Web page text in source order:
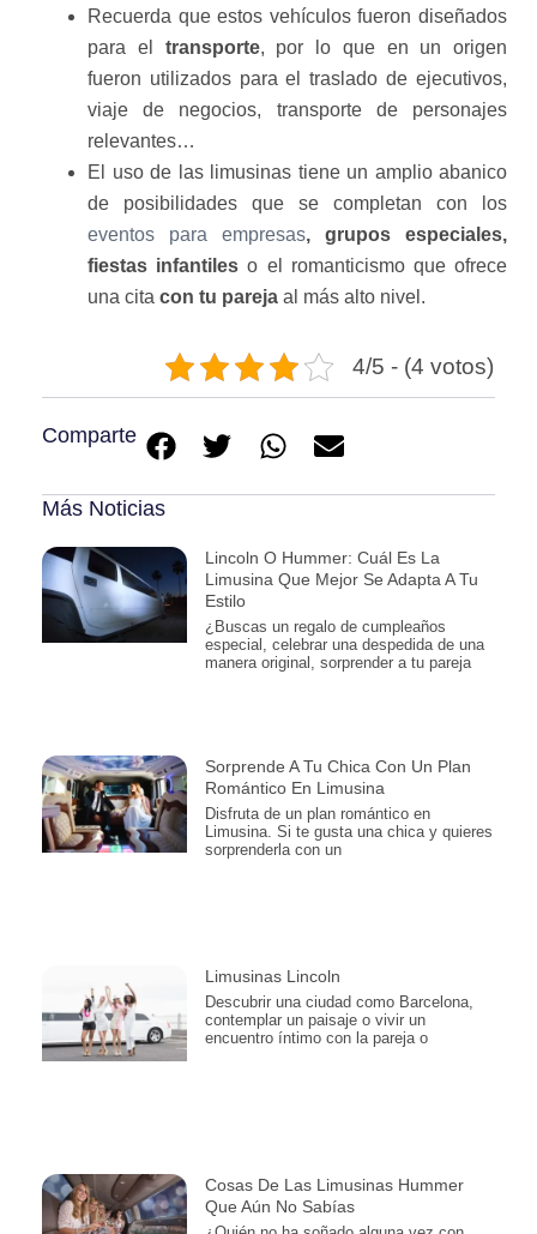
Recuerda que estos vehículos fueron diseñados
para el transporte, por lo que en un origen
fueron utilizados para el traslado de ejecutivos,
viaje de negocios, transporte de personajes
relevantes…
El uso de las limusinas tiene un amplio abanico
de posibilidades que se completan con los
eventos para empresas, grupos especiales,
fiestas infantiles o el romanticismo que ofrece
una cita con tu pareja al más alto nivel.
4/5 - (4 votos)
Comparte
Más Noticias
Lincoln O Hummer: Cuál Es La
Limusina Que Mejor Se Adapta A Tu
Estilo
¿Buscas un regalo de cumpleaños
especial, celebrar una despedida de una
manera original, sorprender a tu pareja
Sorprende A Tu Chica Con Un Plan
Romántico En Limusina
Disfruta de un plan romántico en
Limusina. Si te gusta una chica y quieres
sorprenderla con un
Limusinas Lincoln
Descubrir una ciudad como Barcelona,
contemplar un paisaje o vivir un
encuentro íntimo con la pareja o
Cosas De Las Limusinas Hummer
Que Aún No Sabías